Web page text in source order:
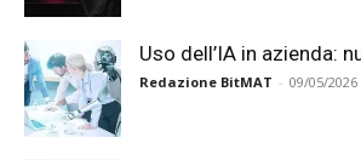
Uso dell’IA in azienda:
Redazione BitMAT - 09/05/2026